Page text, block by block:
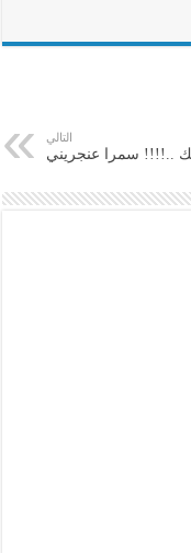
التالي
..!!!! سمرا عنجريني